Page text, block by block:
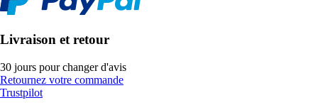
Livraison et retour
30 jours pour changer d'avis
Retournez votre commande
Trustpilot